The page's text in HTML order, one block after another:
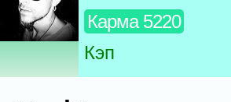
Карма 5220
Кэп